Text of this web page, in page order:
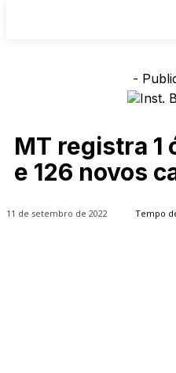
-
MT registra 1
e 126 novos
11 de setembro de 2022 Tempo